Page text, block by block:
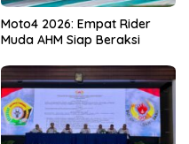
Moto4 2026: Empat Rider
Muda AHM Siap Beraksi